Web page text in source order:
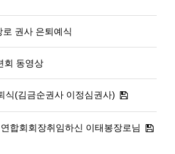
권사 은퇴예식
회 동영상
식(김금순권사 이정심권사)
합회회장취임하신 이태봉장로님